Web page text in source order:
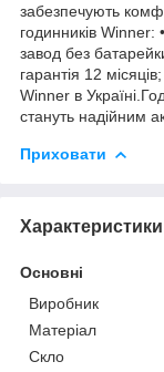
забезпечують
годинників Winner:
завод без
гарантія 12
Winner в
стануть надійним
Приховати
Характеристики
Основні
Виробник
Матеріал
Скло